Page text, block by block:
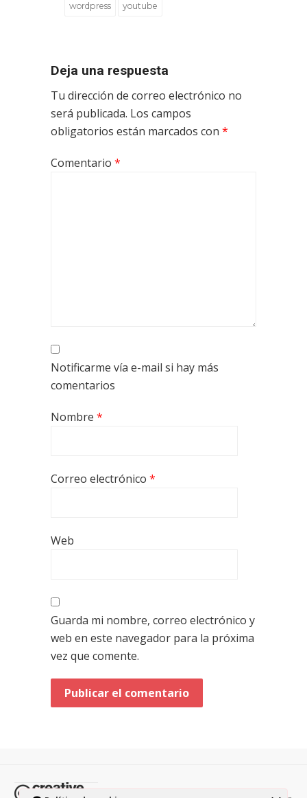
wordpress youtube
Deja una respuesta
Tu dirección de correo electrónico no
será publicada. Los campos
obligatorios están marcados con *
Comentario *
Notificarme vía e-mail si hay más
comentarios
Nombre *
Correo electrónico *
Web
Guarda mi nombre, correo electrónico y
web en este navegador para la próxima
vez que comente.